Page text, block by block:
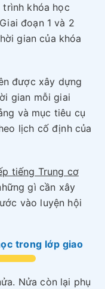
khóa học
đoạn 1 và 2
gian của khóa
được xây dựng
gian mỗi giai
và mục tiêu cụ
lịch cố định của
tiếng Trung cơ
gì cần xây
vào luyện hội
trong lớp giao
Nửa còn lại phụ